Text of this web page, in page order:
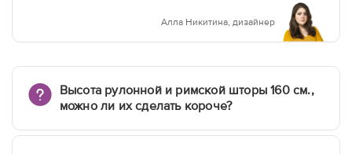
Алла Никитина, дизайнер
Высота рулонной и римской шторы 160 см.,
можно ли их сделать короче?